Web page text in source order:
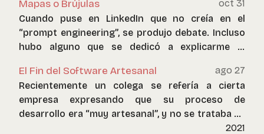
Mapas o Brújulas
oct 31
Cuando puse en LinkedIn que no creía en el
“prompt engineering”, se produjo debate. Incluso
hubo alguno que se dedicó a explicarme la
ingeniería del software, porque seguro que yo
consideraba que no eran útiles tampoco. Como si
mi escepticismo con este neologismo equivaliera
a despreciar décadas de conocimiento
El Fin del Software Artesanal
ago 27
Recientemente un colega se refería a cierta
empresa expresando que su proceso de
desarrollo era “muy artesanal”, y no se trataba de
2021